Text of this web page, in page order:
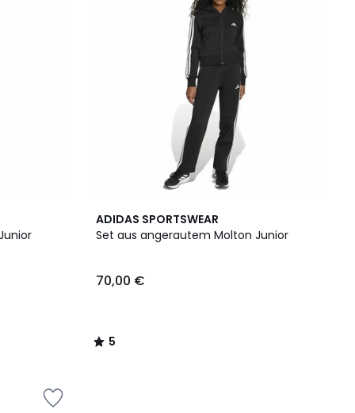
ADIDAS SPORTSWEAR
Set aus angerautem Molton Junior
70,00 €
5
/
5
/